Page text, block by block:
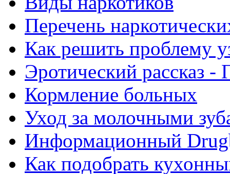
Перечень
Как решить проблему
Эротический рассказ -
Кормление больных
Уход за молочными
Информационный
Как подобрать